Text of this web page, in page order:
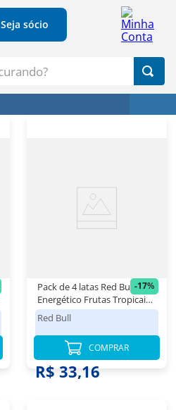
Seja sócio
-17%
Pack de 4 latas Red Bull
Energético Frutas Tropicais
250ml
Red Bull
R$ 39,98
R$ 33,16
COMPRAR